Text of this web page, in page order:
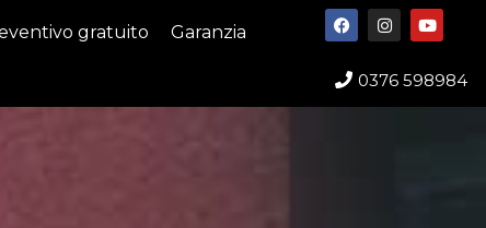
gratuito Garanzia
0376 598984